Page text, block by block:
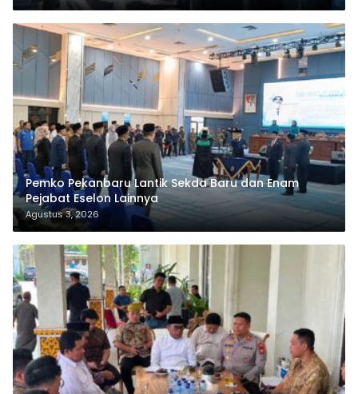
Pemko Pekanbaru Lantik Sekda Baru dan Enam
Pejabat Eselon Lainnya
Agustus 3, 2026